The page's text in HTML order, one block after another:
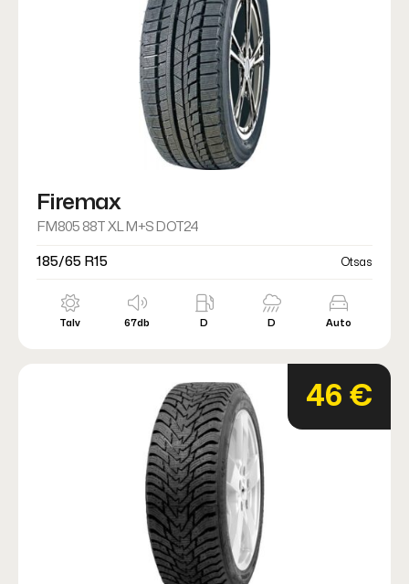
Firemax
FM805 88T XL M+S DOT24
185/65 R15 Otsas
Talv 67db D D Auto
46 €